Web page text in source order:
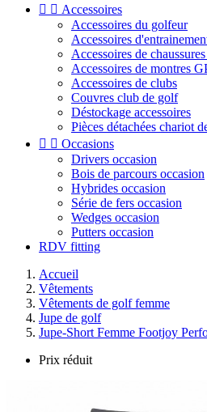
  Accessoires
Accessoires du golfeur
Accessoires
Accessoires de
Accessoires de montres
Accessoires de clubs
Couvres club de golf
Déstockage accessoires
Pièces détachées chariot
  Occasions
Drivers occasion
Bois de parcours occasion
Hybrides occasion
Série de fers occasion
Wedges occasion
Putters occasion
RDV fitting
Accueil
Vêtements
Vêtements de golf femme
Jupe de golf
Jupe-Short Femme Footjoy
Prix réduit